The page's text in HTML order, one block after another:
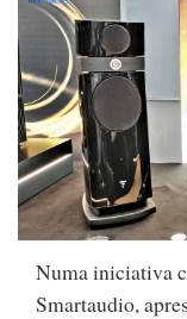
Numa iniciativa
Smartaudio,